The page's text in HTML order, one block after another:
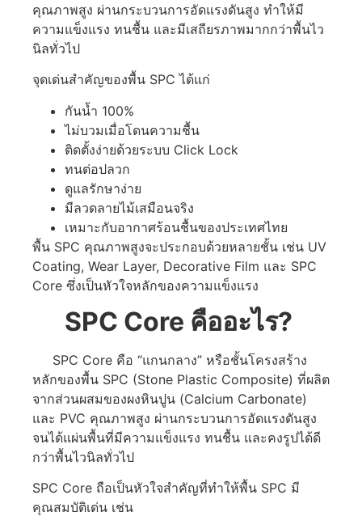
คุณภาพสูง ผ่านกระบวนการอัดแรงดันสูง ทำให้มี
ความแข็งแรง ทนชื้น และมีเสถียรภาพมากกว่าพื้นไว
นิลทั่วไป
จุดเด่นสำคัญของพื้น SPC ได้แก่
กันน้ำ 100%
ไม่บวมเมื่อโดนความชื้น
ติดตั้งง่ายด้วยระบบ Click Lock
ทนต่อปลวก
ดูแลรักษาง่าย
มีลวดลายไม้เสมือนจริง
เหมาะกับอากาศร้อนชื้นของประเทศไทย
พื้น SPC คุณภาพสูงจะประกอบด้วยหลายชั้น เช่น UV
Coating, Wear Layer, Decorative Film และ SPC
Core ซึ่งเป็นหัวใจหลักของความแข็งแรง
SPC Core คืออะไร?
SPC Core คือ “แกนกลาง” หรือชั้นโครงสร้าง
หลักของพื้น SPC (Stone Plastic Composite) ที่ผลิต
จากส่วนผสมของผงหินปูน (Calcium Carbonate)
และ PVC คุณภาพสูง ผ่านกระบวนการอัดแรงดันสูง
จนได้แผ่นพื้นที่มีความแข็งแรง ทนชื้น และคงรูปได้ดี
กว่าพื้นไวนิลทั่วไป
SPC Core ถือเป็นหัวใจสำคัญที่ทำให้พื้น SPC มี
คุณสมบัติเด่น เช่น